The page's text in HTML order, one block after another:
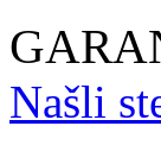
Našli